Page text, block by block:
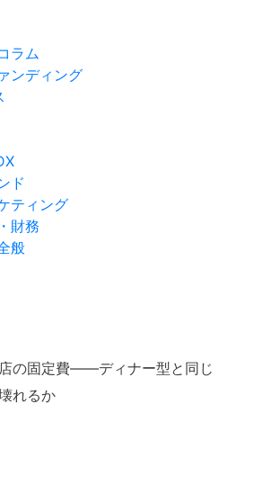
ラム
ンディング
ド
ティング
財務
般
の固定費——ディナー型と同じ
れるか